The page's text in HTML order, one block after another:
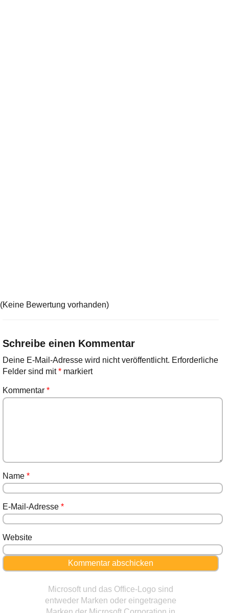
(Keine Bewertung vorhanden)
Schreibe einen Kommentar
Deine E-Mail-Adresse wird nicht veröffentlicht. Erforderliche
Felder sind mit*markiert
Kommentar *
Name *
E-Mail-Adresse *
Website
Microsoft und das Office-Logo sind
entweder Marken oder eingetragene